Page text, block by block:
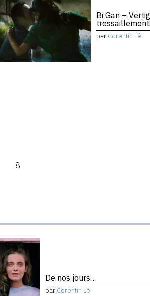
Bi Gan –
par Corentin Lê
8
De nos jours…
par Corentin Lê